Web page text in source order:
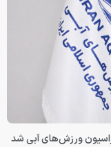
ورزش‌های آبی شد